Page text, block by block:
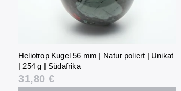
Heliotrop Kugel 56 mm | Natur poliert | Unikat
| 254 g | Südafrika
31,80 €